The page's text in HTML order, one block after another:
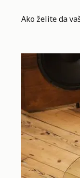
Ako želite da